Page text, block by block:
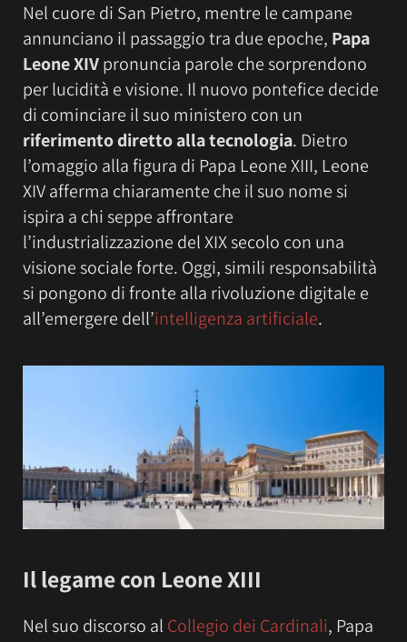
Nel cuore di San Pietro, mentre le campane
annunciano il passaggio tra due epoche, Papa
Leone XIVpronuncia parole che sorprendono
per lucidità e visione. Il nuovo pontefice decide
di cominciare il suo ministero con un
riferimento diretto alla tecnologia. Dietro
l’omaggio alla figura di Papa Leone XIII, Leone
XIV afferma chiaramente che il suo nome si
ispira a chi seppe affrontare
l’industrializzazione del XIX secolo con una
visione sociale forte. Oggi, simili responsabilità
si pongono di fronte alla rivoluzione digitale e
all’emergere dell’intelligenza artificiale.
Il legame con Leone XIII
Nel suo discorso al Collegio dei Cardinali, Papa